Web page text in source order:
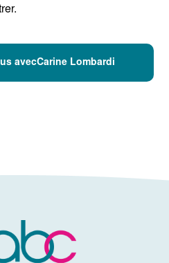
avecCarine Lombardi